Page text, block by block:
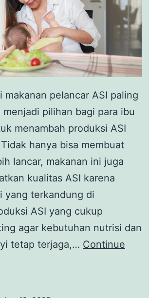
makanan pelancar ASI paling
menjadi pilihan bagi para ibu
menambah produksi ASI
hanya bisa membuat
lancar, makanan ini juga
kualitas ASI karena
yang terkandung di
ASI yang cukup
agar kebutuhan nutrisi dan
tetap terjaga,… Continue